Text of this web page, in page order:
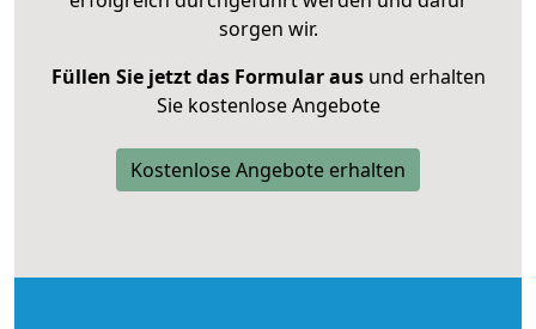
sorgen wir.
Füllen Sie jetzt das Formular ausund erhalten
Sie kostenlose Angebote
Kostenlose Angebote erhalten